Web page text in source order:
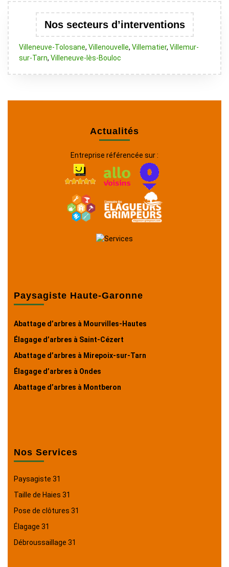
Nos secteurs d’interventions
Villeneuve-Tolosane, Villenouvelle, Villematier, Villemur-
sur-Tarn, Villeneuve-lès-Bouloc
Actualités
Entreprise référencée sur :
Paysagiste Haute-Garonne
Abattage d’arbres à Mourvilles-Hautes
Élagage d’arbres à Saint-Cézert
Abattage d’arbres à Mirepoix-sur-Tarn
Élagage d’arbres à Ondes
Abattage d’arbres à Montberon
Nos Services
Paysagiste 31
Taille de Haies 31
Pose de clôtures 31
Élagage 31
Débroussaillage 31